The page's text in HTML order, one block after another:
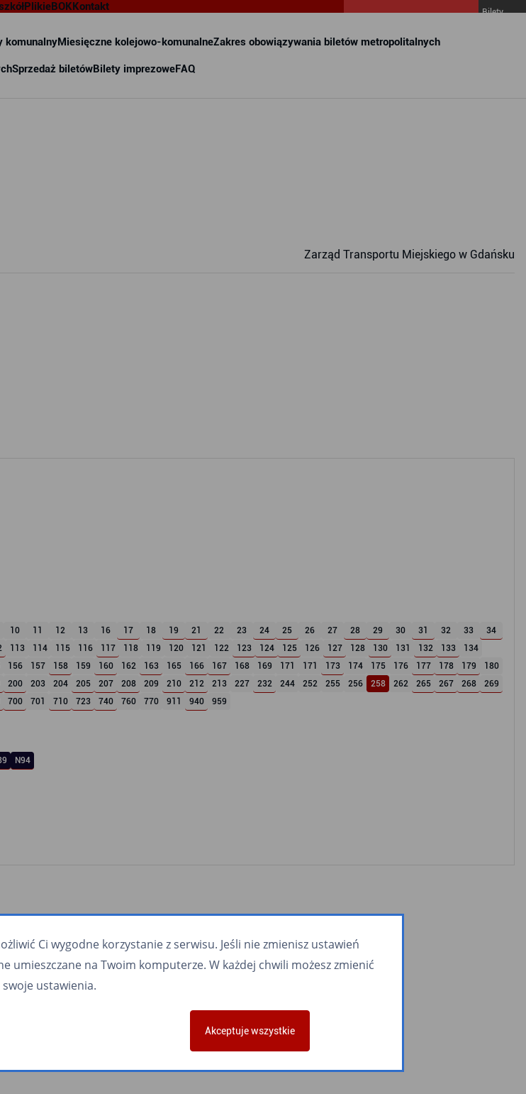
komunalnyMiesięczne kolejowo-komunalneZakres obowiązywania biletów metropolitalnych
Sprzedaż biletówBilety imprezoweFAQ
PlikieBOKKontakt
Bilety
10 11 12 13 16 17 18 19 21 22 23 24 25 26 27 28 29 30 31 32 33
34
113 114 115 116 117 118 119 120 121 122 123 124 125 126 127 128 130 131 132 133
134
156 157 158 159 160 162 163 165 166 167 168 169 171 171 173 174 175 176 177 178 179
180
200 203 204 205 207 208 209 210 212 213 227 232 244 252 255 256 258 262 265 267 268
269
700 701 710 723 740 760 770 911 940 959
N94
Zarząd Transportu Miejskiego w Gdańsku
Ci wygodne korzystanie z serwisu. Jeśli nie zmienisz ustawień
umieszczane na Twoim komputerze. W każdej chwili możesz zmienić
swoje ustawienia.
Akceptuje wszystkie